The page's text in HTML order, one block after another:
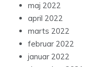
maj 2022
april 2022
marts 2022
februar 2022
januar 2022